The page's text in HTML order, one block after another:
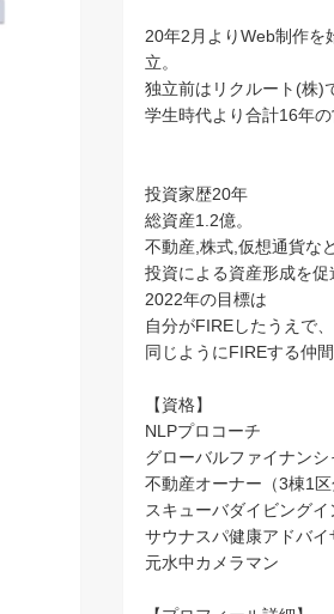
20年2月よりWeb制作を
立。
独立前はリクルート(株)
学生時代より合計16年の
投資家歴20年
総資産1.2億。
不動産,株式,仮想通貨な
投資による資産形成を促
2022年の目標は
自分がFIREしたうえで、
同じようにFIREする仲間
【資格】
NLPプロコーチ
グローバルファイナン
不動産オーナー（3棟1区
スキューバダイビング
サウナスパ健康アドバイ
元水中カメラマン